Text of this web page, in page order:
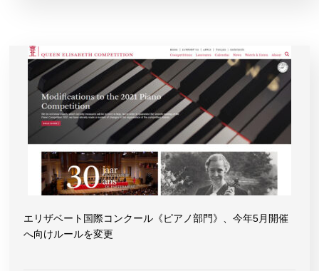
エリザベート国際コンクール《ピアノ部門》、今年5月開催
へ向けルールを変更